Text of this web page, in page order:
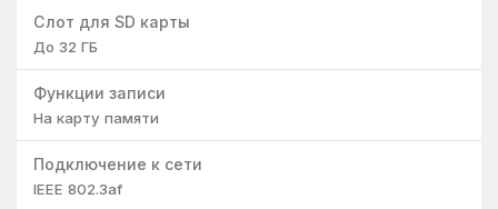
Слот для SD карты
До 32 ГБ
Функции записи
На карту памяти
Подключение к сети
IEEE 802.3af